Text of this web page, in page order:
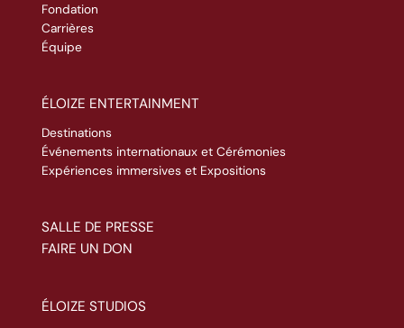
Fondation
Carrières
Équipe
ÉLOIZE ENTERTAINMENT
Destinations
Événements internationaux et Cérémonies
Expériences immersives et Expositions
SALLE DE PRESSE
FAIRE UN DON
ÉLOIZE STUDIOS